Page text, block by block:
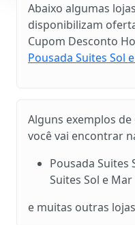
Abaixo algumas
disponibilizam
Cupom Desconto
Pousada Suites Sol
Alguns exemplos
você vai encontrar
Pousada Suites
Suites Sol e Mar
e muitas outras